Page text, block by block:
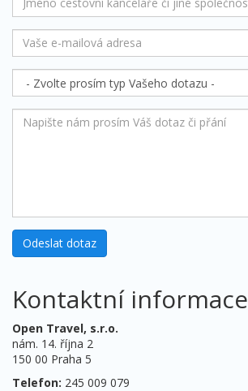
Kontaktní informace
Open Travel, s.r.o.
nám. 14. října 2
150 00 Praha 5
Telefon: 245 009 079